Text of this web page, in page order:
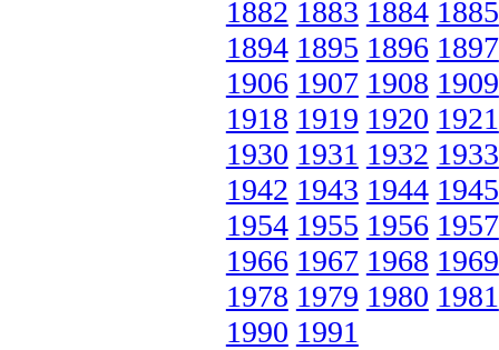
1882 1883 1884 1885
1894 1895 1896 1897
1906 1907 1908 1909
1918 1919 1920 1921
1930 1931 1932 1933
1942 1943 1944 1945
1954 1955 1956 1957
1966 1967 1968 1969
1978 1979 1980 1981
1990 1991